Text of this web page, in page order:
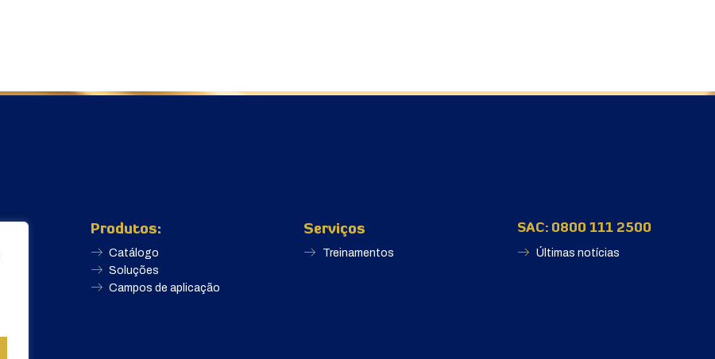
Produtos:
Catálogo
Soluções
Campos de aplicação
Serviços
Treinamentos
SAC: 0800 111 2500
Últimas notícias